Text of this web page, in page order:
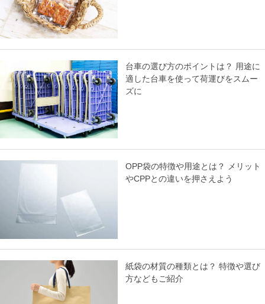
台車の選び方のポイントは？ 用途に
適した台車を使って荷運びをスムー
ズに
OPP袋の特徴や用途とは？ メリット
やCPPとの違いを押さえよう
紙袋の材質の種類とは？ 特徴や選び
方などもご紹介